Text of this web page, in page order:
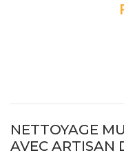
NETTOYAGE
AVEC ARTISAN